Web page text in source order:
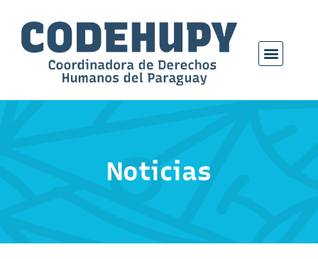
Noticias